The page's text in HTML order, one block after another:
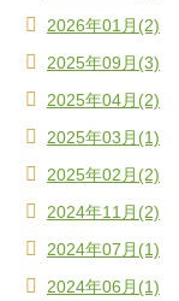
2026年01月(2)
2025年09月(3)
2025年04月(2)
2025年03月(1)
2025年02月(2)
2024年11月(2)
2024年07月(1)
2024年06月(1)